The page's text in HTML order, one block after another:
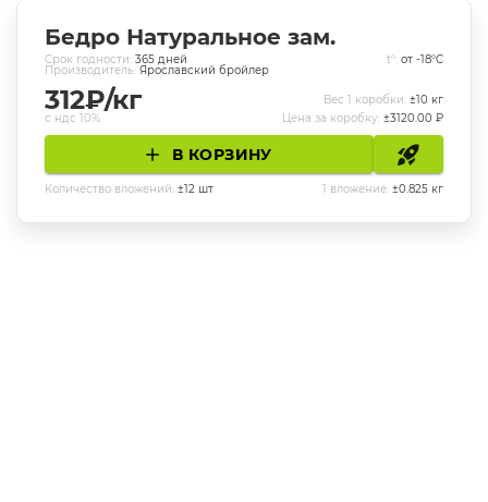
Бедро Натуральное зам.
Cрок годности: 365 дней t°: от -18°C
Производитель: Ярославский бройлер
312₽/кг
с ндс 10%
Вес 1 коробки: ±10 кг
Цена за коробку: ±3120.00 ₽
В КОРЗИНУ
Количество вложений: ±12 шт 1 вложение: ±0.825 кг